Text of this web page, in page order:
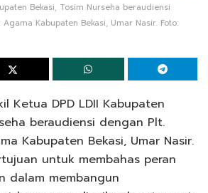
Bekasi, Tosim Nurseha beraudiensi
Kabupaten Bekasi, Umar Nasir. Foto:
Ketua DPD LDII Kabupaten
beraudiensi dengan Plt.
Kabupaten Bekasi, Umar Nasir.
untuk membahas peran
dalam membangun